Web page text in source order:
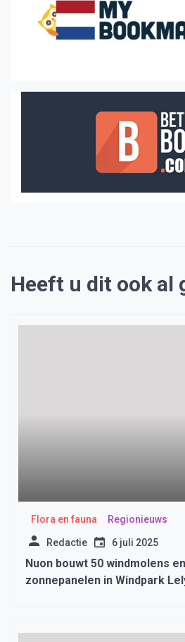
Heeft u dit ook al
Flora en fauna Regionieuws
Redactie 6 juli 2025
Nuon bouwt 50 windmolens
zonnepanelen in Windpark